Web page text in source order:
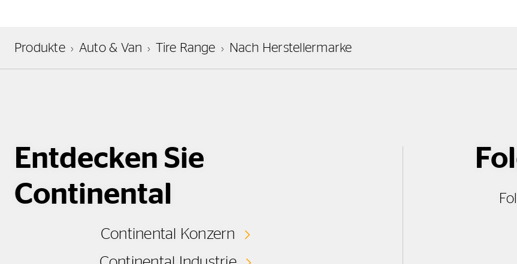
Produkte Auto & Van Tire Range Nach Herstellermarke
Entdecken Sie
Continental
Continental Konzern